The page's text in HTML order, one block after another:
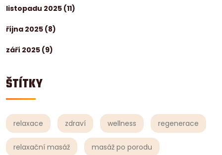
listopadu 2025 (11)
října 2025 (8)
září 2025 (9)
ŠTÍTKY
relaxace zdraví wellness regenerace
relaxační masáž masáž po porodu